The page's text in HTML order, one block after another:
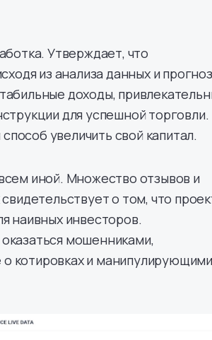
Утверждает, что
из анализа данных и
доходы,
для успешной
увеличить свой капитал.
иной. Множество отзывов и
о том, что
наивных инвесторов.
мошенниками,
котировках и манипулирующими